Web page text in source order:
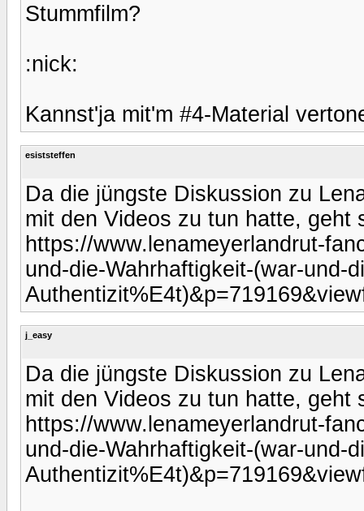
Stummfilm?
:nick:
Kannst'ja mit'm #4-Material
esiststeffen
Da die jüngste Diskussion zu
mit den Videos zu tun hatte, geht
https://www.lenameyerlandrut-
und-die-Wahrhaftigkeit-(war-und-
j_easy
Da die jüngste Diskussion zu
mit den Videos zu tun hatte, geht
https://www.lenameyerlandrut-
und-die-Wahrhaftigkeit-(war-und-